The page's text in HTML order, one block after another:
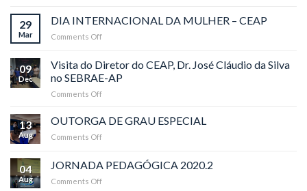
DE
INTEGRAÇÃO
29
Mar
DIA INTERNACIONAL DA MULHER – CEAP
Comments Off
INTERNACIONAL
DA
MULHER
09
Dec
Visita do Diretor do CEAP, Dr. José Cláudio da Silva
no SEBRAE-AP
Comments Off
do
Dr.
13
Aug
OUTORGA DE GRAU ESPECIAL
Comments Off
DE
GRAU
04
Aug
JORNADA PEDAGÓGICA 2020.2
Comments Off